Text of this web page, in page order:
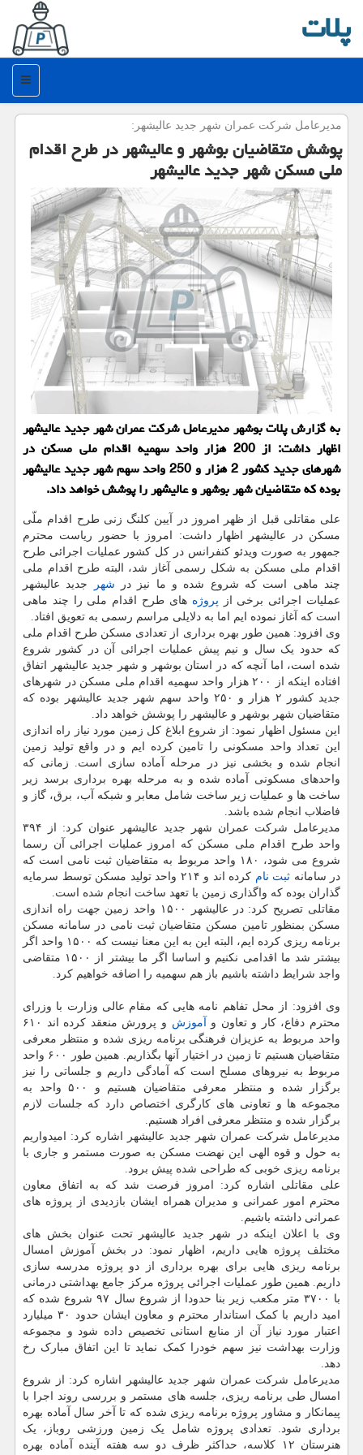
پلات
منو
مدیرعامل شركت عمران شهر جدید عالیشهر:
پوشش متقاضیان بوشهر و عالیشهر در طرح اقدام
ملی مسكن شهر جدید عالیشهر
به گزارش پلات بوشهر مدیرعامل شركت عمران شهر جدید عالیشهر
اظهار داشت: از 200 هزار واحد سهمیه اقدام ملی مسكن در
شهرهای جدید كشور 2 هزار و 250 واحد سهم شهر جدید عالیشهر
بوده كه متقاضیان شهر بوشهر و عالیشهر را پوشش خواهد داد.
علی مقاتلی قبل از ظهر امروز در آیین کلنگ زنی طرح اقدام ملّی
مسکن در عالیشهر اظهار داشت: امروز با حضور ریاست محترم
جمهور به صورت ویدئو کنفرانس در کل کشور عملیات اجرائی طرح
اقدام ملی مسکن به شکل رسمی آغاز شد، البته طرح اقدام ملی
چند ماهی است که شروع شده و ما نیز در شهر
جدید عالیشهر
عملیات اجرائی برخی از پروژه های طرح اقدام ملی را چند ماهی
است که آغاز نموده ایم اما به دلایلی مراسم رسمی به تعویق افتاد.
وی افزود: همین طور بهره برداری از تعدادی مسکن طرح اقدام ملی
که حدود یک سال و نیم پیش عملیات اجرائی آن در کشور شروع
شده است، اما آنچه که در استان بوشهر و شهر جدید عالیشهر اتفاق
افتاده اینکه از ۲۰۰ هزار واحد سهمیه اقدام ملی مسکن در شهرهای
جدید کشور ۲ هزار و ۲۵۰ واحد سهم شهر جدید عالیشهر بوده که
متقاضیان شهر بوشهر و عالیشهر را پوشش خواهد داد.
این مسئول اظهار نمود: از شروع ابلاغ کل زمین مورد نیاز راه اندازی
این تعداد واحد مسکونی را تامین کرده ایم و در واقع تولید زمین
انجام شده و بخشی نیز در مرحله آماده سازی است. زمانی که
واحدهای مسکونی آماده شده و به مرحله بهره برداری برسد زیر
ساخت ها و عملیات زیر ساخت شامل معابر و شبکه آب، برق، گاز و
فاضلاب انجام شده باشد.
مدیرعامل شرکت عمران شهر جدید عالیشهر عنوان کرد: از ۳۹۴
واحد طرح اقدام ملی مسکن که امروز عملیات اجرائی آن رسما
شروع می شود، ۱۸۰ واحد مربوط به متقاضیان ثبت نامی است که
در سامانه ثبت نام
کرده اند و ۲۱۴ واحد تولید مسکن توسط سرمایه
گذاران بوده که واگذاری زمین با تعهد ساخت انجام شده است.
مقاتلی تصریح کرد: در عالیشهر ۱۵۰۰ واحد زمین جهت راه اندازی
مسکن بمنظور تامین مسکن متقاضیان ثبت نامی در سامانه مسکن
برنامه ریزی کرده ایم، البته این به این معنا نیست که ۱۵۰۰ واحد اگر
بیشتر شد ما اقدامی نکنیم و اساسا اگر ما بیشتر از ۱۵۰۰ متقاضی
واجد شرایط داشته باشیم باز هم سهمیه را اضافه خواهیم کرد.
وی افزود: از محل تفاهم نامه هایی که مقام عالی وزارت با وزرای
محترم دفاع، کار و تعاون و
آموزش
و پرورش منعقد کرده اند ۶۱۰
واحد مربوط به عزیزان فرهنگی برنامه ریزی شده و منتظر معرفی
متقاضیان هستیم تا زمین در اختیار آنها بگذاریم. همین طور ۶۰۰ واحد
مربوط به نیروهای مسلح است که آمادگی داریم و جلساتی را نیز
برگزار شده و منتظر معرفی متقاضیان هستیم و ۵۰۰ واحد به
مجموعه ها و تعاونی های کارگری اختصاص دارد که جلسات لازم
برگزار شده و منتظر معرفی افراد هستیم.
مدیرعامل شرکت عمران شهر جدید عالیشهر اشاره کرد: امیدواریم
به حول و قوه الهی این نهضت مسکن به صورت مستمر و جاری با
برنامه ریزی خوبی که طراحی شده پیش برود.
علی مقاتلی اشاره کرد: امروز فرصت شد که به اتفاق معاون
محترم امور عمرانی و مدیران همراه ایشان بازدیدی از پروژه های
عمرانی داشته باشیم.
وی با اعلان اینکه در شهر جدید عالیشهر تحت عنوان بخش های
مختلف پروژه هایی داریم، اظهار نمود: در بخش آموزش امسال
برنامه ریزی هایی برای بهره برداری از دو پروژه مدرسه سازی
داریم. همین طور عملیات اجرائی پروژه مرکز جامع بهداشتی درمانی
با ۳۷۰۰ متر مکعب زیر بنا حدودا از شروع سال ۹۷ شروع شده که
امید داریم با کمک استاندار محترم و معاون ایشان حدود ۳۰ میلیارد
اعتبار مورد نیاز آن از منابع استانی تخصیص داده شود و مجموعه
وزارت بهداشت نیز سهم خودرا کمک نماید تا این اتفاق مبارک رخ
دهد.
مدیرعامل شرکت عمران شهر جدید عالیشهر اشاره کرد: از شروع
امسال طی برنامه ریزی، جلسه های مستمر و بررسی روند اجرا با
پیمانکار و مشاور پروژه برنامه ریزی شده که تا آخر سال آماده بهره
برداری شود. تعدادی پروژه شامل یک زمین ورزشی روباز، یک
هنرستان ۱۲ کلاسه، حداکثر ظرف دو سه هفته آینده آماده بهره